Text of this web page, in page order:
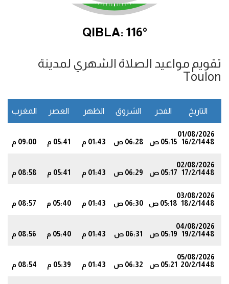
QIBLA: 116°
تقويم مواعيد الصلاة الشهري لمدينة
Toulon
التاريخ الفجر الشروق الظهر العصر المغرب
01/08/2026
16/2/1448 05:15 ص 06:28 ص 01:43 م 05:41 م 09:00 م
02/08/2026
17/2/1448 05:17 ص 06:29 ص 01:43 م 05:41 م 08:58 م
03/08/2026
18/2/1448 05:18 ص 06:30 ص 01:43 م 05:40 م 08:57 م
04/08/2026
19/2/1448 05:19 ص 06:31 ص 01:43 م 05:40 م 08:56 م
05/08/2026
20/2/1448
05:21 ص 06:32 ص 01:43 م 05:39 م 08:54 م